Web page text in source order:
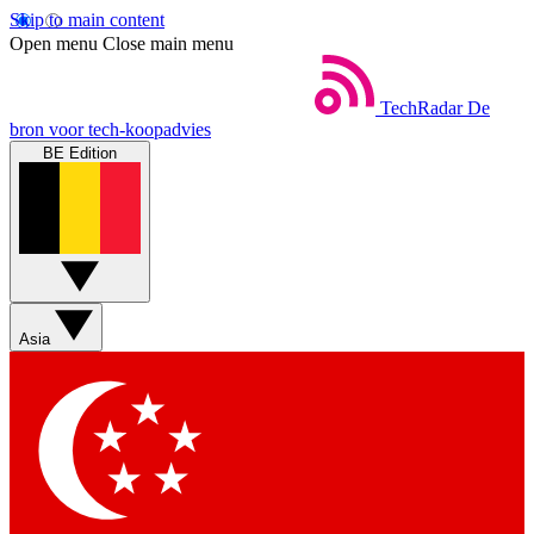
Skip to main content
Open menu Close main menu
TechRadar De
bron voor tech-koopadvies
BE Edition
Asia